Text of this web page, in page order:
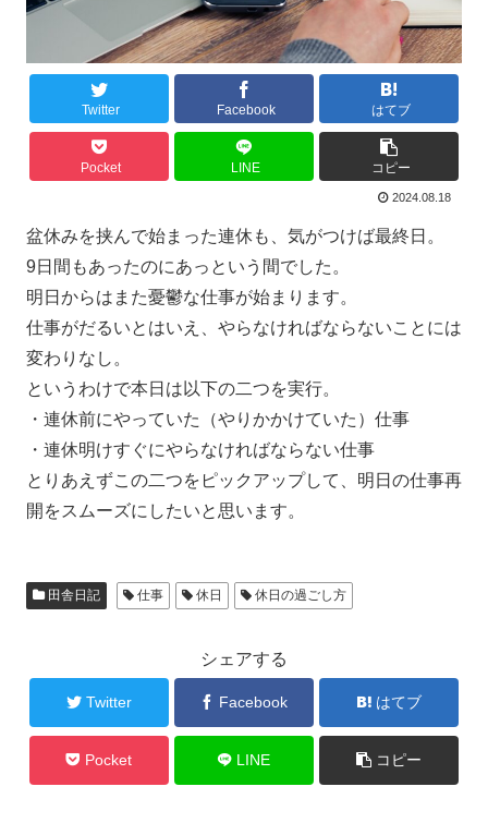
Twitter Facebook はてブ
Pocket LINE コピー
2024.08.18
盆休みを挟んで始まった連休も、気がつけば最終日。
9日間もあったのにあっという間でした。
明日からはまた憂鬱な仕事が始まります。
仕事がだるいとはいえ、やらなければならないことには
変わりなし。
というわけで本日は以下の二つを実行。
・連休前にやっていた（やりかかけていた）仕事
・連休明けすぐにやらなければならない仕事
とりあえずこの二つをピックアップして、明日の仕事再
開をスムーズにしたいと思います。
田舎日記 仕事 休日 休日の過ごし方
シェアする
Twitter Facebook はてブ
Pocket LINE コピー